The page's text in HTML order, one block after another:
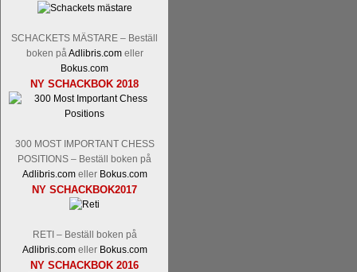
SCHACKETS MÄSTARE – Beställ
boken påAdlibris.comeller
Bokus.com
NY SCHACKBOK 2018
300 MOST IMPORTANT CHESS
POSITIONS – Beställ boken på
Adlibris.comeller Bokus.com
NY SCHACKBOK2017
RETI – Beställ boken på
Adlibris.comeller Bokus.com
NY SCHACKBOK 2016